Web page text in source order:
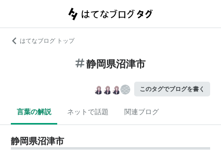
はてなブログ トップ
静岡県沼津市
このタグでブログを書く
言葉の解説 ネットで話題 関連ブログ
静岡県沼津市